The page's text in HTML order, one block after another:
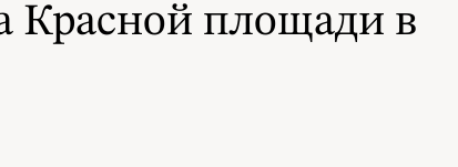
Красной площади в